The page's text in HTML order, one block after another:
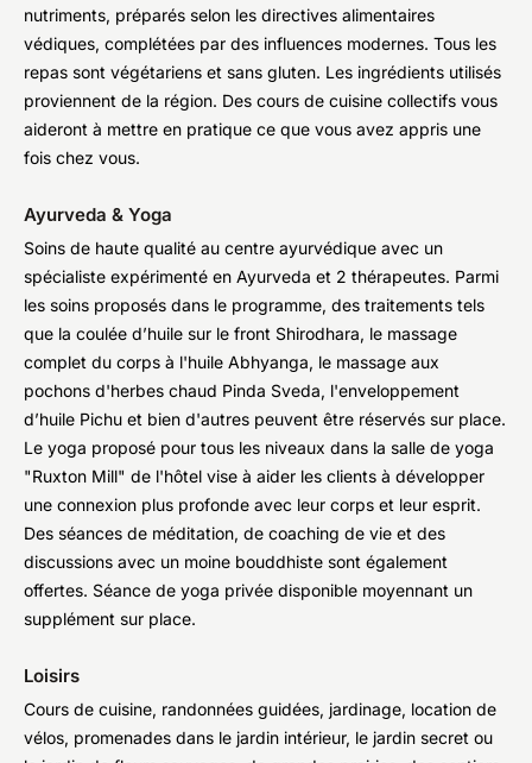
nutriments, préparés selon les directives alimentaires
védiques, complétées par des influences modernes. Tous les
repas sont végétariens et sans gluten. Les ingrédients utilisés
proviennent de la région. Des cours de cuisine collectifs vous
aideront à mettre en pratique ce que vous avez appris une
fois chez vous.
Ayurveda & Yoga
Soins de haute qualité au centre ayurvédique avec un
spécialiste expérimenté en Ayurveda et 2 thérapeutes. Parmi
les soins proposés dans le programme, des traitements tels
que la coulée d’huile sur le front Shirodhara, le massage
complet du corps à l'huile Abhyanga, le massage aux
pochons d'herbes chaud Pinda Sveda, l'enveloppement
d’huile Pichu et bien d'autres peuvent être réservés sur place.
Le yoga proposé pour tous les niveaux dans la salle de yoga
"Ruxton Mill" de l'hôtel vise à aider les clients à développer
une connexion plus profonde avec leur corps et leur esprit.
Des séances de méditation, de coaching de vie et des
discussions avec un moine bouddhiste sont également
offertes. Séance de yoga privée disponible moyennant un
supplément sur place.
Loisirs
Cours de cuisine, randonnées guidées, jardinage, location de
vélos, promenades dans le jardin intérieur, le jardin secret ou